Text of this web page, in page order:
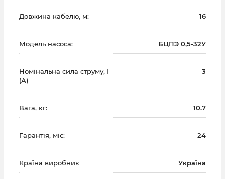
Довжина кабелю, м: 16
Модель насоса: БЦПЭ 0,5-32У
Номінальна сила струму, I
(А)
3
Вага, кг: 10.7
Гарантія, міс: 24
Країна виробник Україна